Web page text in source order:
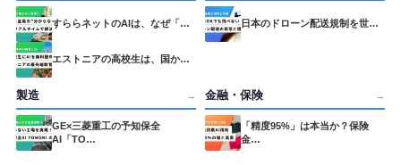
すららネットのAIは、なぜ「…
エストニアの高校生は、国か…
日本のドローン配送規制を世…
製造 →
GE×三菱重工の予知保全
AI「TO…
金融・保険 →
「精度95%」は本当か？保険
金…